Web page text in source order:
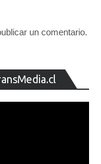
un comentario.
de